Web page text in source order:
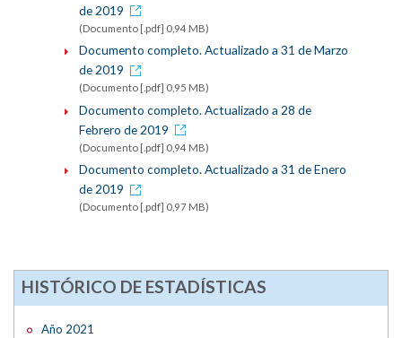
de 2019
(Documento [.pdf] 0,94 MB)
Documento completo. Actualizado a 31 de Marzo
de 2019
(Documento [.pdf] 0,95 MB)
Documento completo. Actualizado a 28 de
Febrero de 2019
(Documento [.pdf] 0,94 MB)
Documento completo. Actualizado a 31 de Enero
de 2019
(Documento [.pdf] 0,97 MB)
HISTÓRICO DE ESTADÍSTICAS
Año 2021